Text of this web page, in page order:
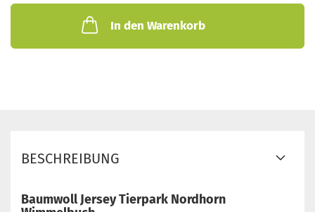
In den Warenkorb
BESCHREIBUNG
Baumwoll Jersey Tierpark Nordhorn